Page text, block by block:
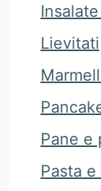
Lievitati
Pane e
Pasta